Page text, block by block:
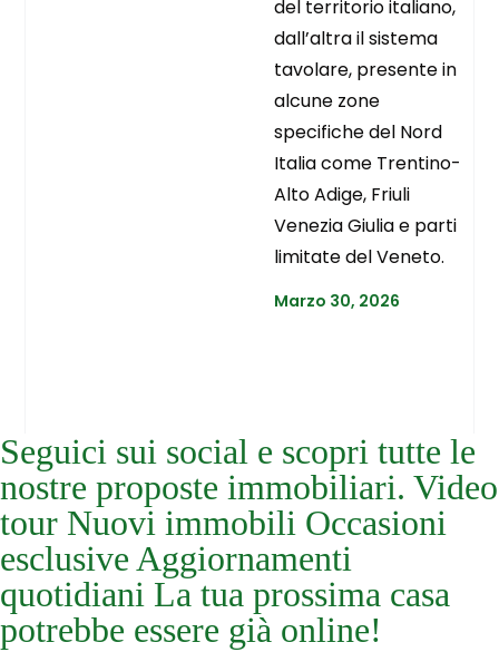
del territorio italiano,
dall’altra il sistema
tavolare, presente in
alcune zone
specifiche del Nord
Italia come Trentino-
Alto Adige, Friuli
Venezia Giulia e parti
limitate del Veneto.
Marzo 30, 2026
Seguici sui social e scopri tutte le
nostre proposte immobiliari. Video
tour Nuovi immobili Occasioni
esclusive Aggiornamenti
quotidiani La tua prossima casa
potrebbe essere già online!